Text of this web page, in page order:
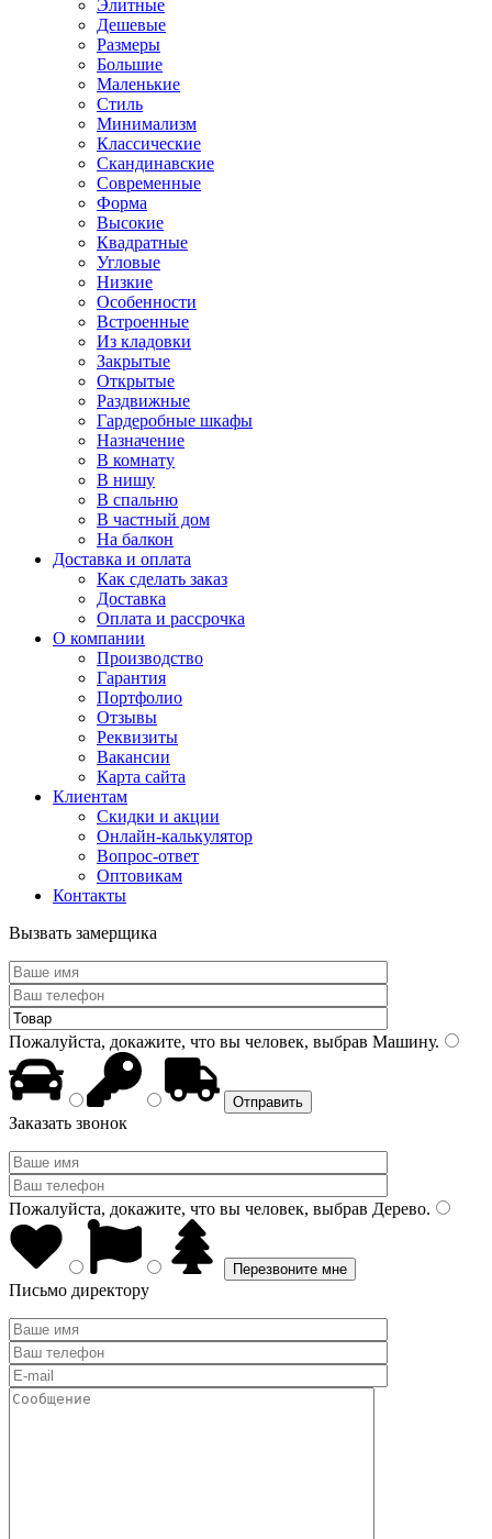
Элитные
Дешевые
Размеры
Большие
Маленькие
Стиль
Минимализм
Классические
Скандинавские
Современные
Форма
Высокие
Квадратные
Угловые
Низкие
Особенности
Встроенные
Из кладовки
Закрытые
Открытые
Раздвижные
Гардеробные шкафы
Назначение
В комнату
В нишу
В спальню
В частный дом
На балкон
Доставка и оплата
Как сделать заказ
Доставка
Оплата и рассрочка
О компании
Производство
Гарантия
Портфолио
Отзывы
Реквизиты
Вакансии
Карта сайта
Клиентам
Скидки и акции
Онлайн-калькулятор
Вопрос-ответ
Оптовикам
Контакты
Вызвать замерщика
Пожалуйста, докажите, что вы человек, выбрав Машину.
Заказать звонок
Пожалуйста, докажите, что вы человек, выбрав Дерево.
Письмо директору